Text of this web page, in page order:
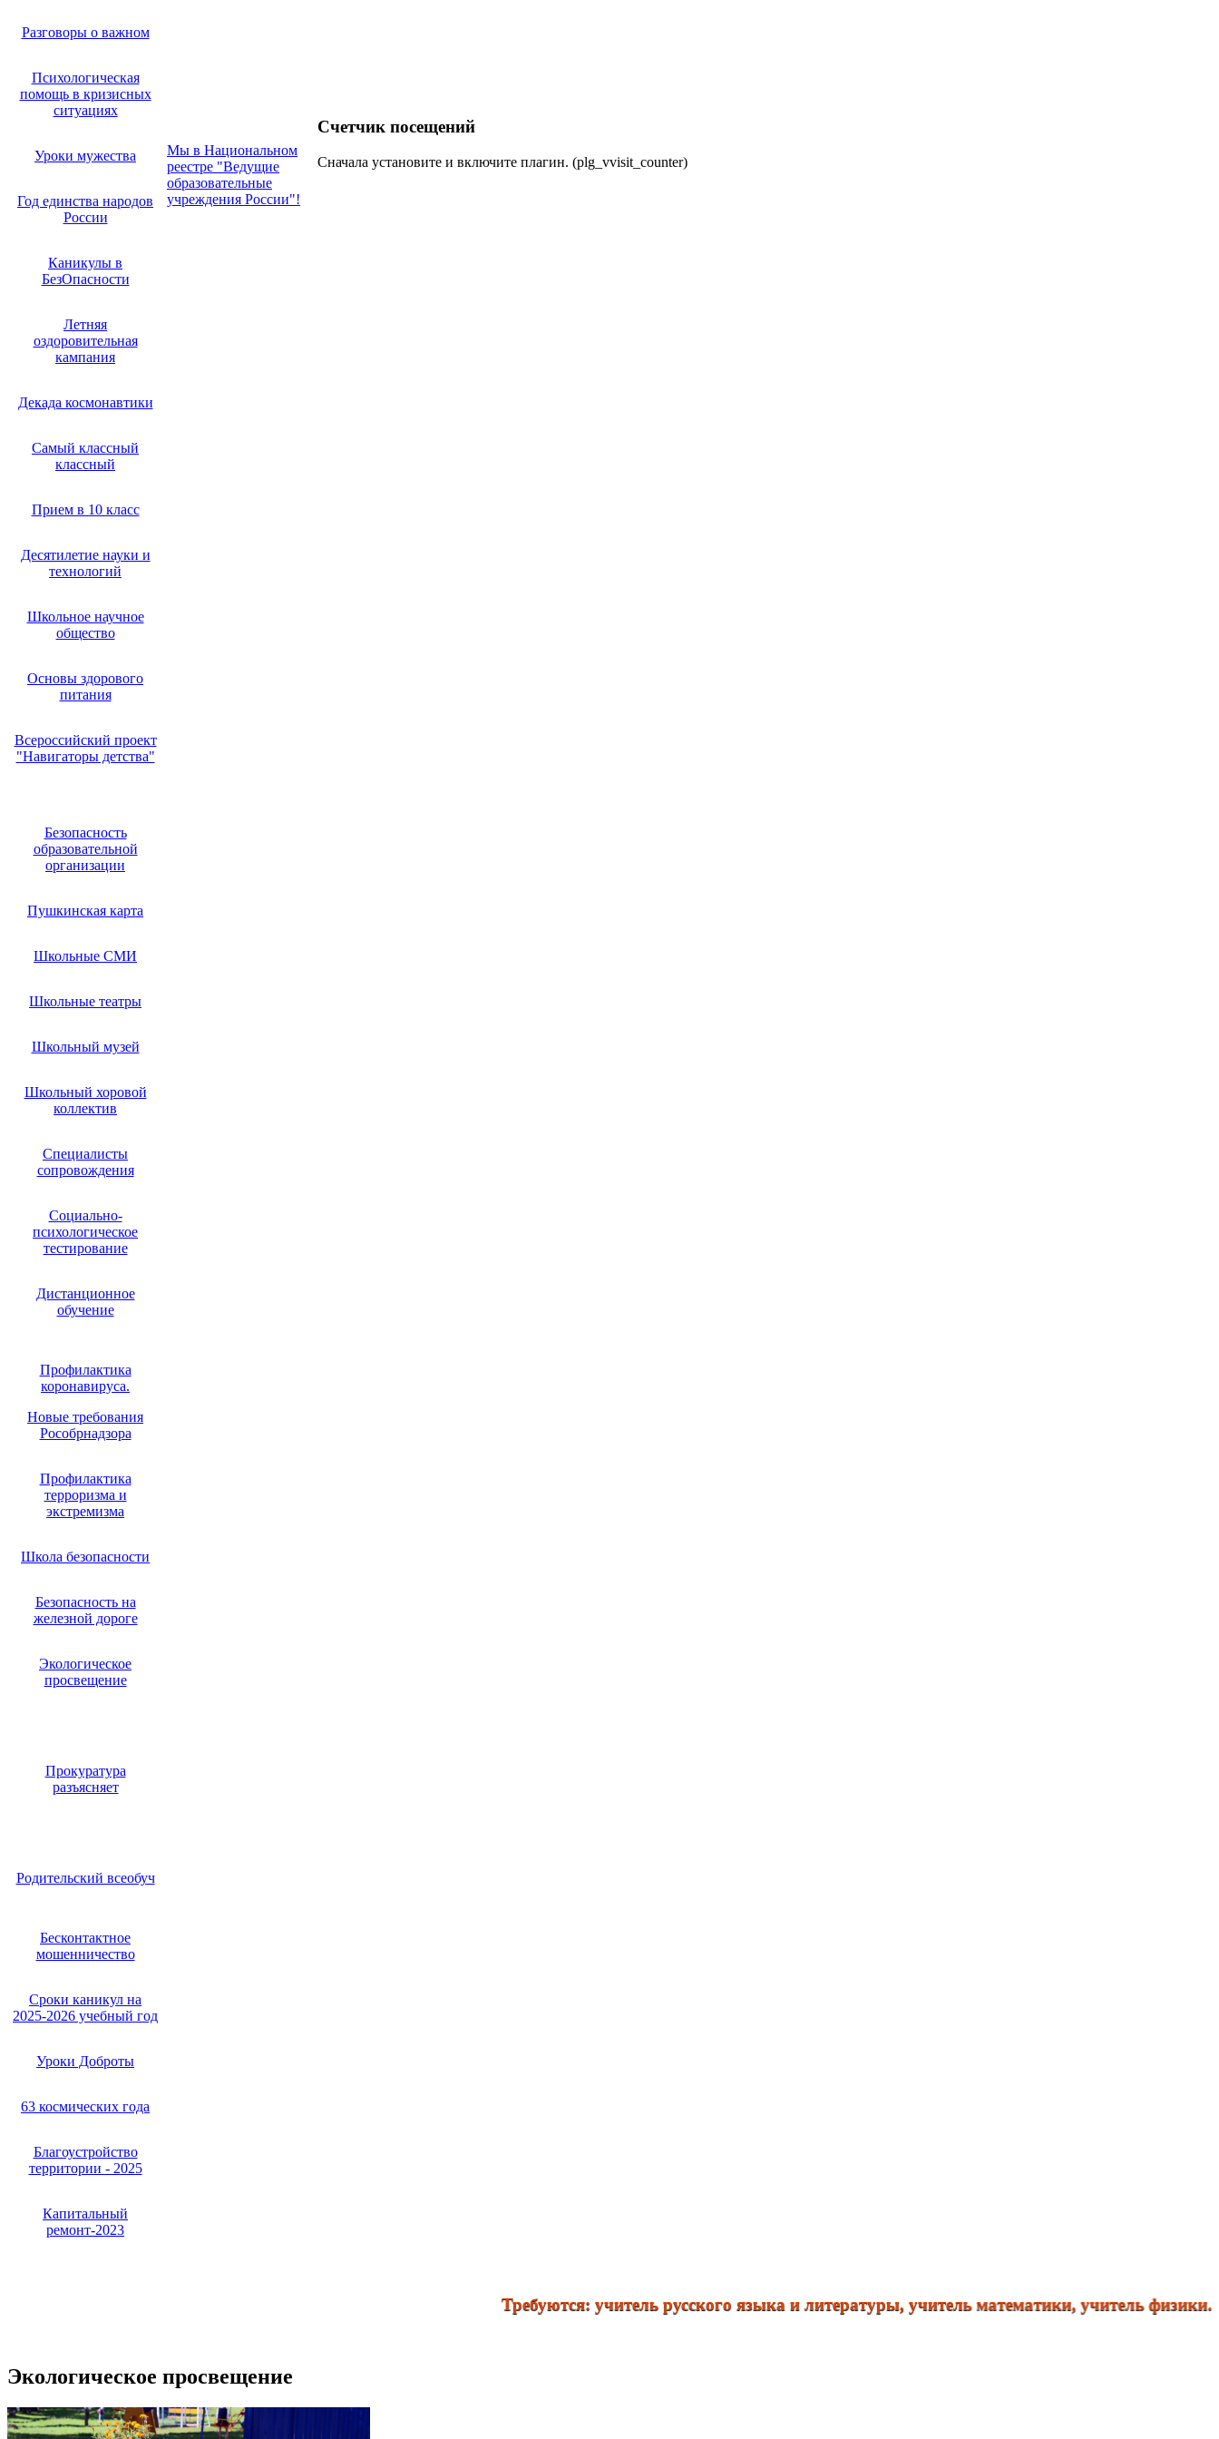
Разговоры о важном
Психологическая
помощь в кризисных
ситуациях
Уроки мужества
Год единства народов
России
Каникулы в
БезОпасности
Летняя
оздоровительная
кампания
Декада космонавтики
Самый классный
классный
Прием в 10 класс
Десятилетие науки и
технологий
Школьное научное
общество
Основы здорового
питания
Всероссийский проект
"Навигаторы детства"
Безопасность
образовательной
организации
Пушкинская карта
Школьные СМИ
Школьные театры
Школьный музей
Школьный хоровой
коллектив
Специалисты
сопровождения
Социально-
психологическое
тестирование
Дистанционное
обучение
Профилактика
коронавируса.
Новые требования
Рособрнадзора
Профилактика
терроризма и
экстремизма
Школа безопасности
Безопасность на
железной дороге
Экологическое
просвещение
Прокуратура
разъясняет
Родительский всеобуч
Бесконтактное
мошенничество
Сроки каникул на
2025-2026 учебный год
Уроки Доброты
63 космических года
Благоустройство
территории - 2025
Капитальный
ремонт-2023
Мы в Национальном
реестре "Ведущие
образовательные
учреждения России"!
Счетчик посещений
Сначала установите и включите плагин. (plg_vvisit_counter)
Требуются: учитель русского языка и литературы, учитель математики, учитель физики.
Экологическое просвещение